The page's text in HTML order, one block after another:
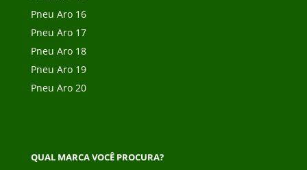
Pneu Aro 16
Pneu Aro 17
Pneu Aro 18
Pneu Aro 19
Pneu Aro 20
QUAL MARCA VOCÊ PROCURA?